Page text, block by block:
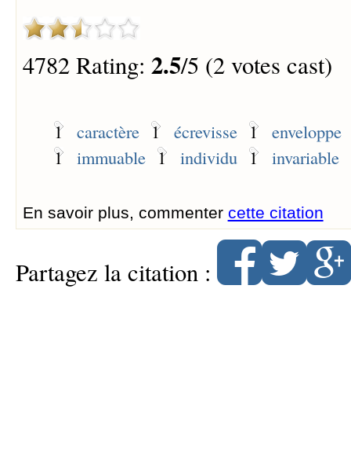
4782 Rating: 2.5/5 (2 votes cast)
1 caractère 1 écrevisse 1
enveloppe
1
immuable 1 individu 1 invariable
En savoir plus, commenter cette citation
Partagez la citation :